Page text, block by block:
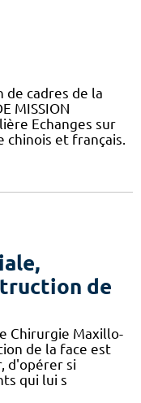
de cadres de la
MISSION
Echanges sur
et français.
de
Chirurgie Maxillo-
de la face est
d'opérer si
qui lui s